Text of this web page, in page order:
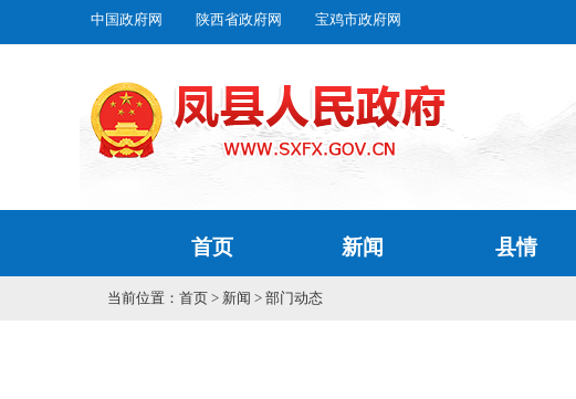
中国政府网 陕西省政府网 宝鸡市政府网
首页 新闻 县情
当前位置： 首页 > 新闻 > 部门动态